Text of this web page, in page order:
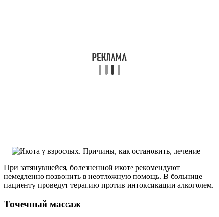
При затянувшейся, болезненной икоте рекомендуют
немедленно позвонить в неотложную помощь. В больнице
пациенту проведут терапию против интоксикации алкоголем.
Точечный массаж